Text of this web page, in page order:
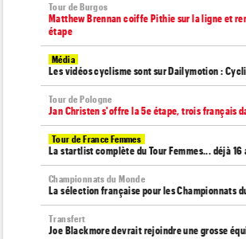
Tour de Burgos
Matthew Brennan coiffe Pithie sur la ligne et
étape
Média
Les vidéos cyclisme sont sur Dailymotion :
Tour de Pologne
Jan Christen s'offre la 5e étape, trois français
Tour de France Femmes
La startlist complète du Tour Femmes... déjà 16
Championnats du Monde
La sélection française pour les Championnats
Transfert
Joe Blackmore devrait rejoindre une grosse